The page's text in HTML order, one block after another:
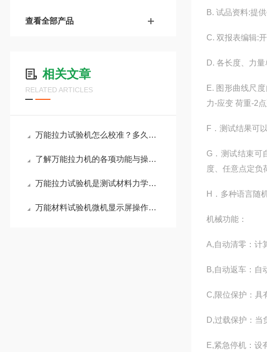
查看全部产品
相关文章
RELATED ARTICLES
万能拉力试验机怎么校准？多久校准一次？
了解万能拉力机的各项功能与操作流程
万能拉力试验机是测试材料力学性能的重要工具
万能材料试验机微机显示屏操作指南
B. 试品资料:提
C. 双报表编辑:
D. 各长度、力
E. 图形曲线尺
力-应变 荷重-2
F．测试结果可
G．测试结束可
度、任意点定负
H．多种语言随
机械功能：
A,自动清零：计
B,自动返车：自
C,限位保护：具
D,过载保护：当
E,紧急停机：设